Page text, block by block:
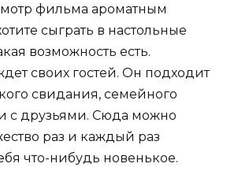
фильма ароматным
сыграть в настольные
возможность есть.
своих гостей. Он подходит
свидания, семейного
с друзьями. Сюда можно
раз и каждый раз
что-нибудь новенькое.